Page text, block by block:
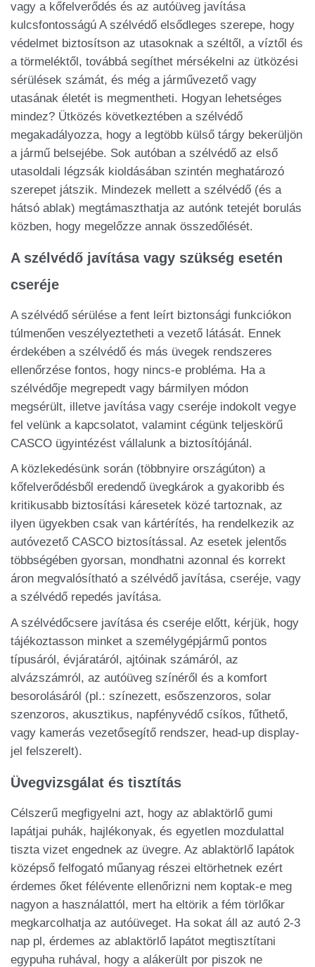
vagy a kőfelverődés és az autóüveg javítása
kulcsfontosságú A szélvédő elsődleges szerepe, hogy
védelmet biztosítson az utasoknak a széltől, a víztől és
a törmeléktől, továbbá segíthet mérsékelni az ütközési
sérülések számát, és még a járművezető vagy
utasának életét is megmentheti. Hogyan lehetséges
mindez? Ütközés következtében a szélvédő
megakadályozza, hogy a legtöbb külső tárgy bekerüljön
a jármű belsejébe. Sok autóban a szélvédő az első
utasoldali légzsák kioldásában szintén meghatározó
szerepet játszik. Mindezek mellett a szélvédő (és a
hátsó ablak) megtámaszthatja az autónk tetejét borulás
közben, hogy megelőzze annak összedőlését.
A szélvédő javítása vagy szükség esetén
cseréje
A szélvédő sérülése a fent leírt biztonsági funkciókon
túlmenően veszélyeztetheti a vezető látását. Ennek
érdekében a szélvédő és más üvegek rendszeres
ellenőrzése fontos, hogy nincs-e probléma. Ha a
szélvédője megrepedt vagy bármilyen módon
megsérült, illetve javítása vagy cseréje indokolt vegye
fel velünk a kapcsolatot, valamint cégünk teljeskörű
CASCO ügyintézést vállalunk a biztosítójánál.
A közlekedésünk során (többnyire országúton) a
kőfelverődésből eredendő üvegkárok a gyakoribb és
kritikusabb biztosítási káresetek közé tartoznak, az
ilyen ügyekben csak van kártérítés, ha rendelkezik az
autóvezető CASCO biztosítással. Az esetek jelentős
többségében gyorsan, mondhatni azonnal és korrekt
áron megvalósítható a szélvédő javítása, cseréje, vagy
a szélvédő repedés javítása.
A szélvédőcsere javítása és cseréje előtt, kérjük, hogy
tájékoztasson minket a személygépjármű pontos
típusáról, évjáratáról, ajtóinak számáról, az
alvázszámról, az autóüveg színéről és a komfort
besorolásáról (pl.: színezett, esőszenzoros, solar
szenzoros, akusztikus, napfényvédő csíkos, fűthető,
vagy kamerás vezetősegítő rendszer, head-up display-
jel felszerelt).
Üvegvizsgálat és tisztítás
Célszerű megfigyelni azt, hogy az ablaktörlő gumi
lapátjai puhák, hajlékonyak, és egyetlen mozdulattal
tiszta vizet engednek az üvegre. Az ablaktörlő lapátok
középső felfogató műanyag részei eltörhetnek ezért
érdemes őket félévente ellenőrizni nem koptak-e meg
nagyon a használattól, mert ha eltörik a fém törlőkar
megkarcolhatja az autóüveget. Ha sokat áll az autó 2-3
nap pl, érdemes az ablaktörlő lapátot megtisztítani
egypuha ruhával, hogy a alákerült por piszok ne